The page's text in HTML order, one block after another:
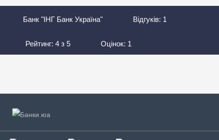
Банк "ІНГ Банк Україна" Відгуків: 1
Рейтинг: 4 з 5 Оцінок: 1